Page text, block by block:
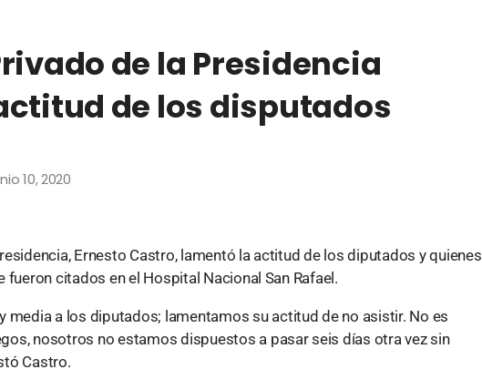
de la Presidencia
de los disputados
10, 2020
Ernesto Castro, lamentó la actitud de los diputados y quienes
fueron citados en el Hospital Nacional San Rafael.
media a los diputados; lamentamos su actitud de no asistir. No es
nosotros no estamos dispuestos a pasar seis días otra vez sin
Castro.